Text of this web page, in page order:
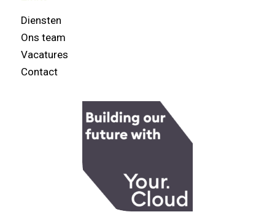
Diensten
Ons team
Vacatures
Contact